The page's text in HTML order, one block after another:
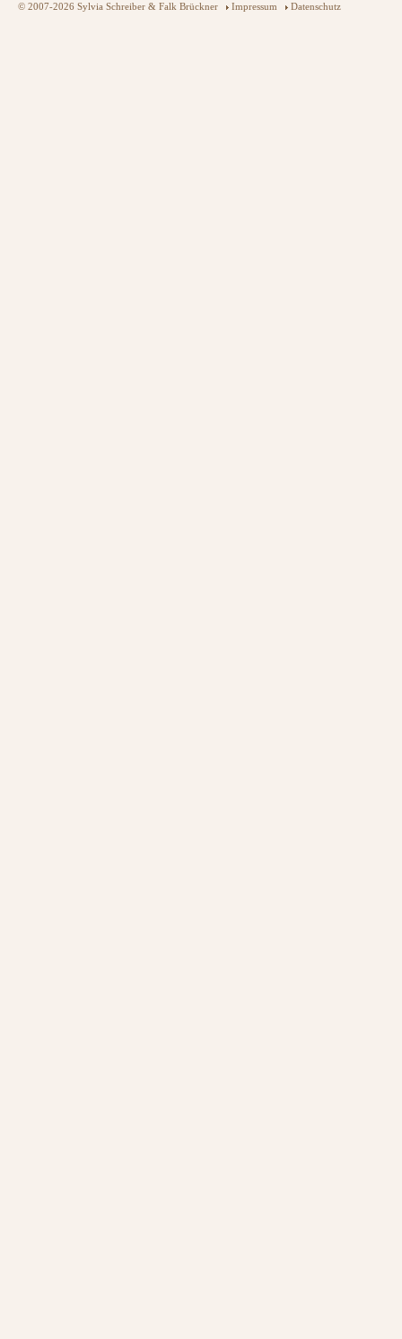
© 2007-2026 Sylvia Schreiber & Falk Brückner Impressum Datenschutz